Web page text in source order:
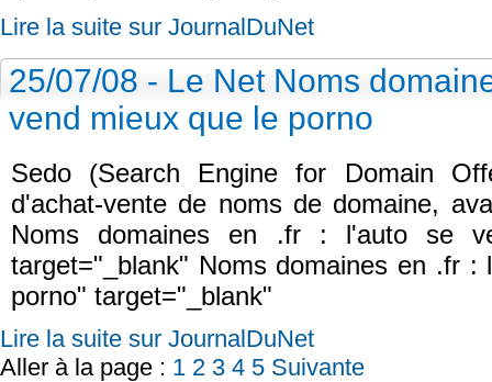
Lire la suite sur JournalDuNet
25/07/08 - Le Net Noms
vend mieux que le porno
Sedo (Search Engine for Domain
d'achat-vente de noms de domaine,
Noms domaines en .fr : l'auto se
target="_blank" Noms domaines en .fr
porno" target="_blank"
Lire la suite sur JournalDuNet
Aller à la page : 1 2 3 4 5 Suivante